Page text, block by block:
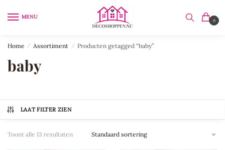
MENU
0
Home / Assortiment / Producten getagged “baby”
baby
LAAT FILTER ZIEN
Toont alle 13 resultaten